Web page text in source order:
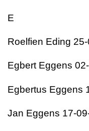
E
Roelfien Eding
Egbert Eggens
Egbertus Eggens
Jan Eggens 17-